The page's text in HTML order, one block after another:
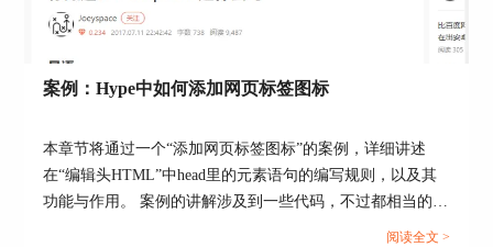
创建符号
点击“符号工具”，选择“从选定内容新建符号”，创
建了承载三张图片的符号。把符号名字改为“显示
度调整为200px。
案例：Hype中如何添加网页标签图标
本章节将通过一个“添加网页标签图标”的案例，详细讲述
在“编辑头HTML”中head里的元素语句的编写规则，以及其
功能与作用。 案例的讲解涉及到一些代码，不过都相当的简
单，相信小伙伴通过这样一个案例能够举一反三，掌握
阅读全文 >